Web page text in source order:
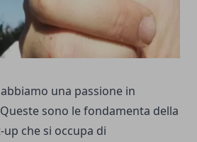
una passione in
sono le fondamenta della
che si occupa di